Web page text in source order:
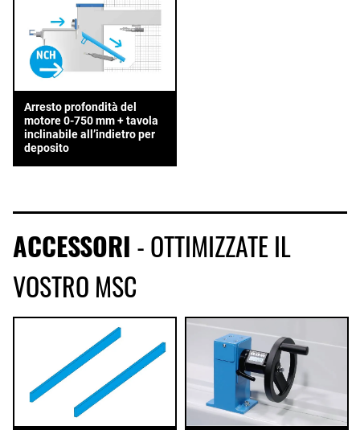
Arresto profondità del
motore 0-750 mm + tavola
inclinabile all’indietro per
deposito
ACCESSORI - OTTIMIZZATE IL
VOSTRO MSC